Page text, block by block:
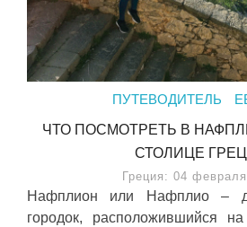
ПУТЕВОДИТЕЛЬ
ЧТО ПОСМОТРЕТЬ В
СТОЛИЦЕ
Греция: 04
Нафплион или Нафплио –
городок, расположившийся на